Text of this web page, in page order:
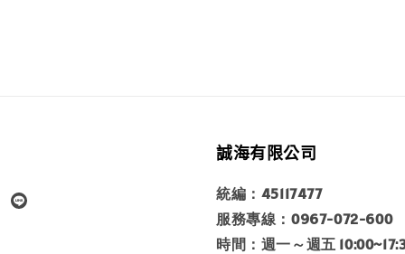
誠海有限公司
統編：45117477
服務專線：0967-072-600
時間：週一～週五